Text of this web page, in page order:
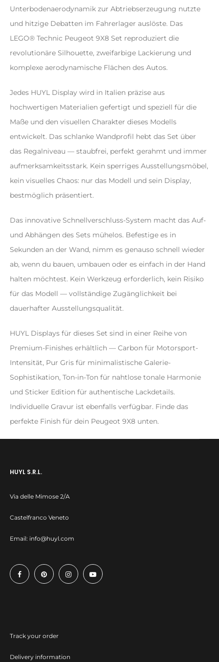
Unterbodenaerodynamik zur Abtriebserzeugung nutzte
und hitzige Debatten im Fahrerlager auslöste. Das
LEGO® Technic Peugeot 9X8 Set reproduziert die
revolutionäre Silhouette, zweifarbige Lackierung und
komplexe aerodynamische Flächen des Autos.
Jedes HUYL Display wird in Italien präzise aus
hochwertigen Materialien gefertigt und speziell für die
Maße und den visuellen Charakter dieses Modells
entwickelt. Das schlanke Wandprofil hebt das Set über
das Regalniveau — staubfrei, perfekt gerahmt und immer
aufmerksamkeitsstark. Kein sperriges Ausstellungsmöbel,
kein visuelles Chaos: nur das Modell und sein Display,
bestmöglich präsentiert.
Das innovative Schnellverschluss-System macht das Auf-
und Abhängen des Sets mühelos. Befestige es in
Sekunden an der Wand, nimm es genauso schnell wieder
ab, wenn du bauen, umbauen oder es einfach in der Hand
halten möchtest. Kein Werkzeug erforderlich, kein Risiko
für das Modell — vollständige Zugänglichkeit bei
dauerhafter Ausstellungsqualität.
HUYL Displays für dieses Set sind in einer Reihe von
Premium-Finishes erhältlich — Carbon für Motorsport-
Intensität, Pur Gris für minimalistische Galerie-
Sophistikation, Ton-in-Ton für nahtlose tonale Harmonie
und Sticker Edition für authentische Lackdetails.
Individuelle Gravur ist ebenfalls verfügbar. Finde das
perfekte Finish für dein Peugeot 9X8 unten.
HUYL S.R.L.
Via delle Mimose 2/A
Castelfranco Veneto
Email: info@huyl.com
Track your order
Delivery information